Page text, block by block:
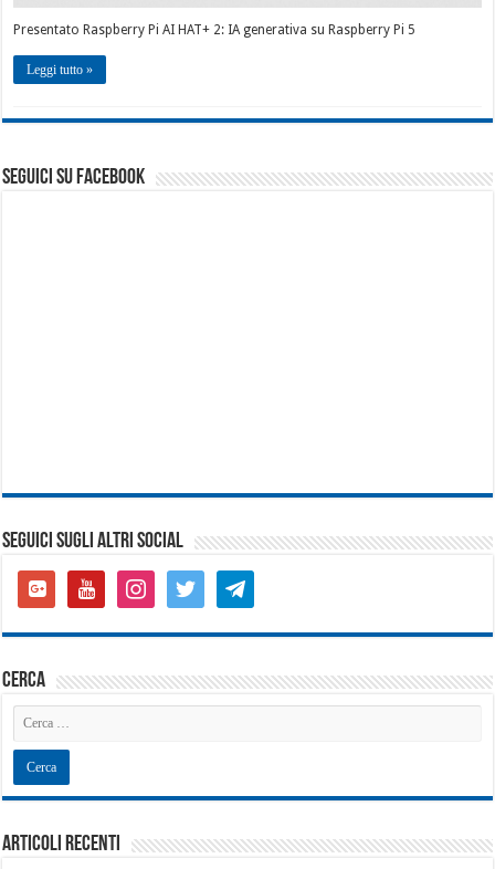
Presentato Raspberry Pi AI HAT+ 2: IA generativa su Raspberry Pi 5
Leggi tutto »
seguici su facebook
SEGUICI SUGLI ALTRI SOCIAL
google-
plus-
youtube instagramtwitter telegram
cerca
Articoli recenti